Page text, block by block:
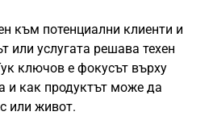
към потенциални клиенти и
или услугата решава техен
ключов е фокусът върху
и как продуктът може да
или живот.